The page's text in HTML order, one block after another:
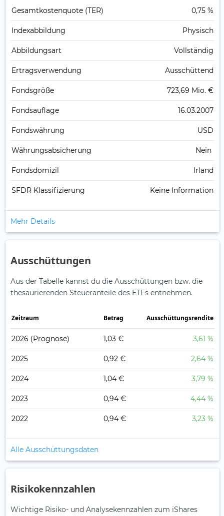
Gesamt­kosten­quote (TER) 0,75 %
Index­abbildung Physisch
Abbildungs­art Vollständig
Ertrags­verwendung Ausschüttend
Fonds­größe 723,69 Mio. €
Fonds­auflage 16.03.2007
Fonds­währung USD
Währungsabsicherung Nein
Fondsdomizil Irland
SFDR Klassifizierung Keine Information
Mehr Details
Ausschüttungen
Aus der Tabelle kannst du die Ausschüttungen bzw. die
thesaurierenden Steueranteile des ETFs entnehmen.
Zeitraum Betrag Ausschüttungsrendite
2026 (Prognose) 1,03 € 3,61 %
2025 0,92 € 2,64 %
2024 1,04 € 3,79 %
2023 0,94 € 4,44 %
2022 0,94 € 3,23 %
Alle Ausschüttungsdaten
Risikokennzahlen
Wichtige Risiko- und Analysekennzahlen zum iShares